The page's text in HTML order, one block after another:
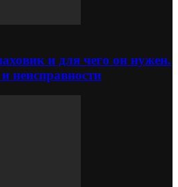
и для чего он нужен.
неисправности